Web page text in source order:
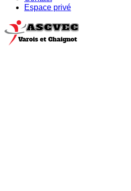
Espace privé